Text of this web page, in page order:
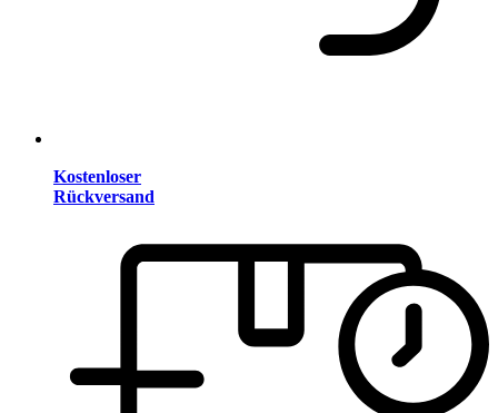
Kostenloser
Rückversand